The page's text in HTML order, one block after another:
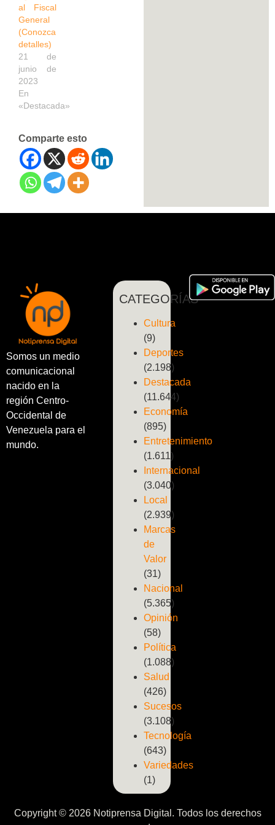
al Fiscal
General
(Conozca
detalles)
21 de
junio de
2023
En
«Destacada»
Comparte esto
Somos un medio
comunicacional
nacido en la
región Centro-
Occidental de
Venezuela para el
mundo.
CATEGORÍAS
Cultura
(9)
Deportes
(2.198)
Destacada
(11.644)
Economía
(895)
Entretenimiento
(1.611)
Internacional
(3.040)
Local
(2.939)
Marcas
de
Valor
(31)
Nacional
(5.365)
Opinión
(58)
Política
(1.088)
Salud
(426)
Sucesos
(3.108)
Tecnología
(643)
Variedades
(1)
Copyright © 2026 Notiprensa Digital. Todos los derechos